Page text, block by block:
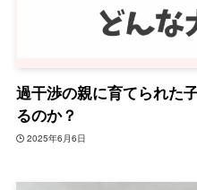
過干渉の親に育てられた
るのか？
2025年6月6日